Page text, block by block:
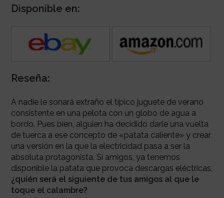
Disponible en:
Reseña:
A nadie le sonará extraño el típico juguete de verano
consistente en una pelota con un globo de agua a
bordo. Pues bien, alguien ha decidido darle una vuelta
de tuerca a ese concepto de «patata caliente» y crear
una versión en la que la electricidad pasa a ser la
absoluta protagonista. Sí amigos, ya tenemos
disponible la patata que provoca descargas eléctricas,
¿quién será el siguiente de tus amigos al que le
toque el calambre?